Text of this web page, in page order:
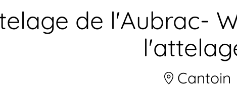
de l'Aubrac-
Cantoin